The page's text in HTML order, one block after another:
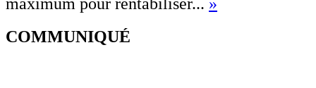
COMMUNIQUÉ